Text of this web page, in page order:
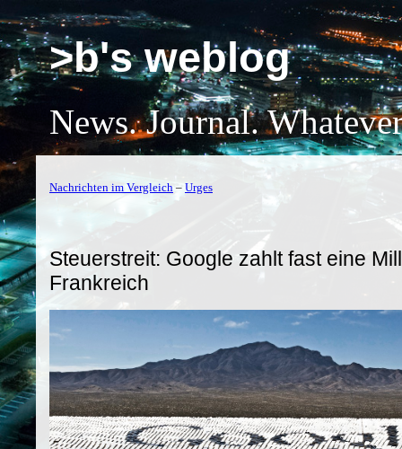
>b's weblog
News. Journal.
Nachrichten im Vergleich – Urges
Steuerstreit: Google zahlt fast eine
Frankreich